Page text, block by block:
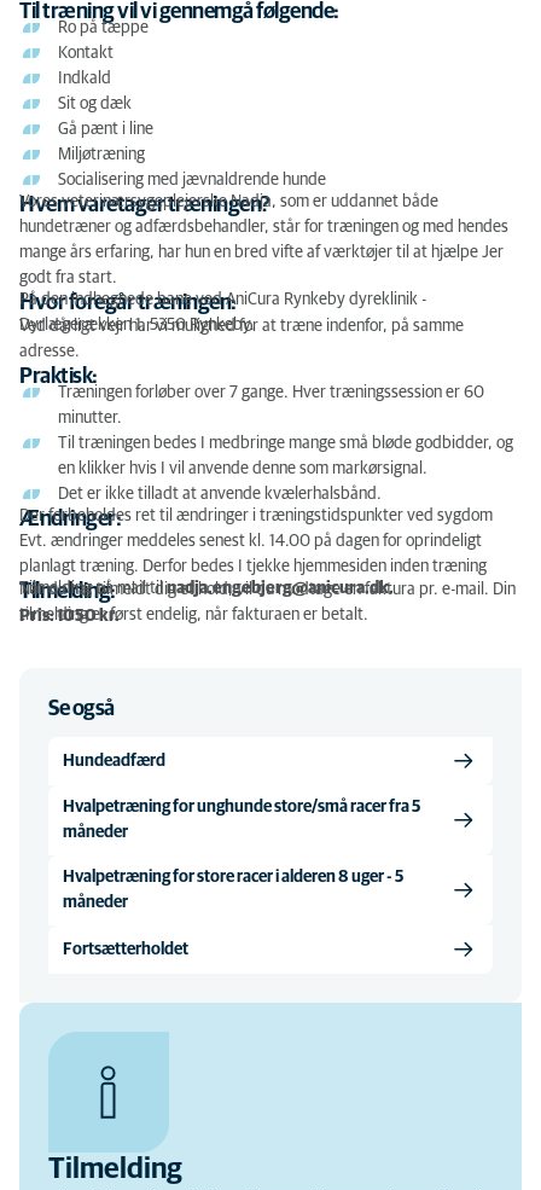
Til træning vil vi gennemgå følgende:
Ro på tæppe
Kontakt
Indkald
Sit og dæk
Gå pænt i line
Miljøtræning
Socialisering med jævnaldrende hunde
Hvem varetager træningen?
Vores veterinærsygeplejerske Nadja, som er uddannet både
hundetræner og adfærdsbehandler, står for træningen og med hendes
mange års erfaring, har hun en bred vifte af værktøjer til at hjælpe Jer
godt fra start.
Hvor foregår træningen:
På den indhegnede bane ved AniCura Rynkeby dyreklinik -
Dyrlægerækken 1, 5350 Rynkeby.
Ved dårligt vejr har vi mulighed for at træne indenfor, på samme
adresse.
Praktisk:
Træningen forløber over 7 gange. Hver træningssession er 60
minutter.
Til træningen bedes I medbringe mange små bløde godbidder, og
en klikker hvis I vil anvende denne som markørsignal.
Det er ikke tilladt at anvende kvælerhalsbånd.
Ændringer:
Der forbeholdes ret til ændringer i træningstidspunkter ved sygdom
Evt. ændringer meddeles senest kl. 14.00 på dagen for oprindeligt
planlagt træning. Derfor bedes I tjekke hjemmesiden inden træning
Tilmelding:
Tilmelding på mail tilnadja.engebjerg@anicura.dk.
Når du har tilmeldt dig et hold, vil du modtage en faktura pr. e-mail. Din
tilmelding er først endelig, når fakturaen er betalt.
Pris: 1050 kr.
Se også
Hundeadfærd
Hvalpetræning for unghunde store/små racer fra 5
måneder
Hvalpetræning for store racer i alderen 8 uger - 5
måneder
Fortsætterholdet
Tilmelding